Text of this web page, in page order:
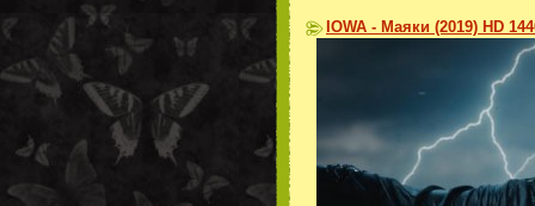
IOWA - Маяки (2019) HD